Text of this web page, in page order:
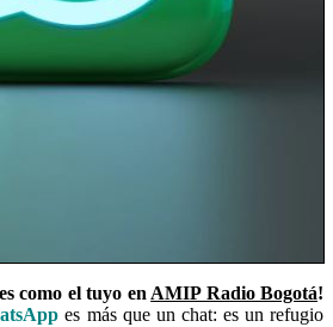
como el tuyo en AMIP Radio Bogotá!
es más que un chat: es un refugio